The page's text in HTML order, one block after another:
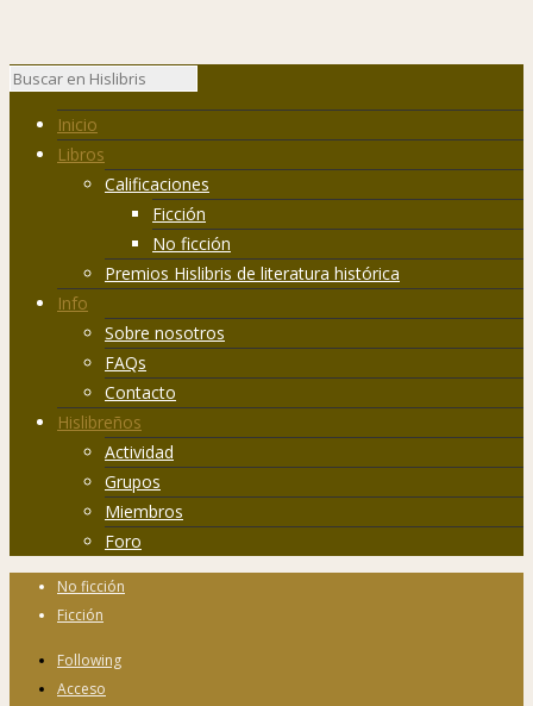
Inicio
Libros
Calificaciones
Ficción
No ficción
Premios Hislibris de literatura histórica
Info
Sobre nosotros
FAQs
Contacto
Hislibreños
Actividad
Grupos
Miembros
Foro
No ficción
Ficción
Following
Acceso